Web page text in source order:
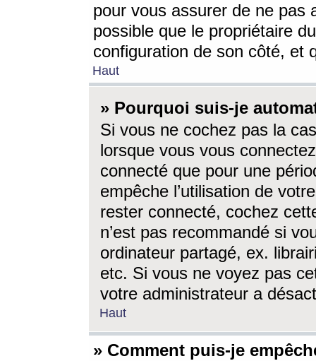
pour vous assurer de ne pas
possible que le propriétaire
configuration de son côté, et
Haut
» Pourquoi suis-je
Si vous ne cochez pas la
lorsque vous vous
connecté que pour une
empêche l’utilisation de
rester connecté, cochez
n’est pas recommandé si
ordinateur partagé, ex.
etc. Si vous ne voyez pas
votre administrateur a
Haut
» Comment puis-je